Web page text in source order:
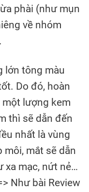
phài (như mụn
về nhóm
lớn tông màu
Do đó, hoàn
lượng kem
thì sẽ dẫn đến
nhất là vùng
môi, mắt sẽ dẫn
xa mạc, nứt nẻ…
Như bài Review